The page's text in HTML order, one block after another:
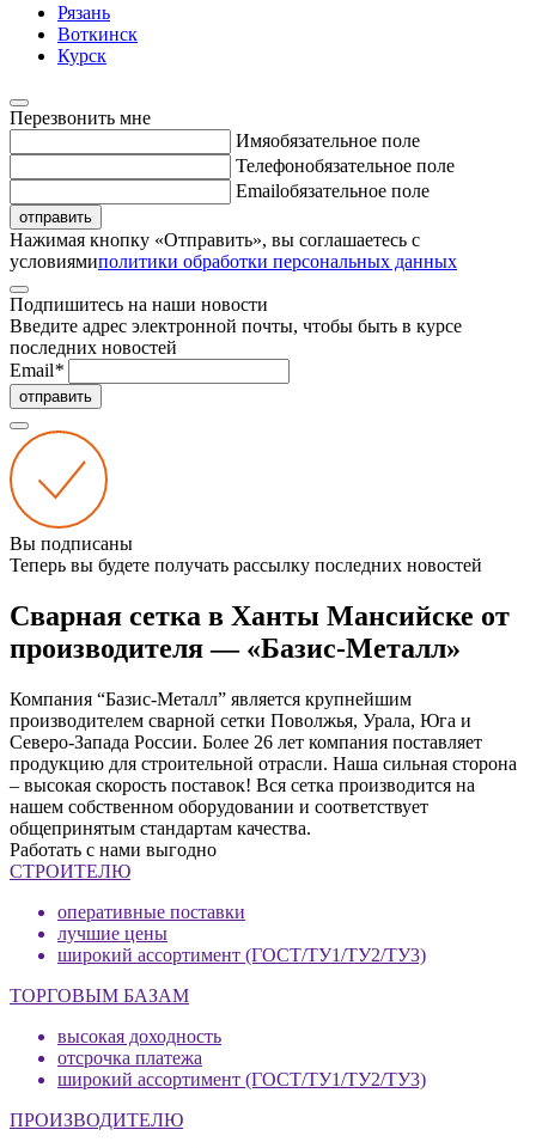
Рязань
Воткинск
Курск
Перезвонить мне
Имяобязательное поле
Телефонобязательное поле
Emailобязательное поле
отправить
Нажимая кнопку «Отправить», вы соглашаетесь с
условиямиполитики обработки персональных данных
Подпишитесь на наши новости
Введите адрес электронной почты, чтобы быть в курсе
последних новостей
Email*
отправить
Вы подписаны
Теперь вы будете получать рассылку последних новостей
Сварная сетка в Ханты Мансийске от
производителя — «Базис-Металл»
Компания “Базис-Металл” является крупнейшим
производителем сварной сетки Поволжья, Урала, Юга и
Северо-Запада России. Более 26 лет компания поставляет
продукцию для строительной отрасли. Наша сильная сторона
– высокая скорость поставок! Вся сетка производится на
нашем собственном оборудовании и соответствует
общепринятым стандартам качества.
Работать с нами выгодно
СТРОИТЕЛЮ
оперативные поставки
лучшие цены
широкий ассортимент (ГОСТ/ТУ1/ТУ2/ТУ3)
ТОРГОВЫМ БАЗАМ
высокая доходность
отсрочка платежа
широкий ассортимент (ГОСТ/ТУ1/ТУ2/ТУ3)
ПРОИЗВОДИТЕЛЮ